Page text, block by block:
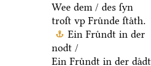
Fruͤnde hat /
Wee dem / des ſyn
troſt vp Fruͤnde ſtaͤth.
Ein Fruͤndt in der
nodt /